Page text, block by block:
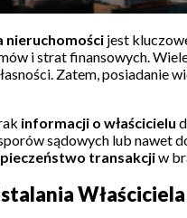
nieruchomości jest
i strat finansowych.
Zatem, posiadanie
informacji o właścicielu
sądowych lub nawet
transakcjiw